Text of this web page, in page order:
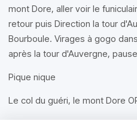
mont Dore, aller voir le
retour puis Direction la tour
Bourboule. Virages à gogo
après la tour d'Auvergne,
Pique nique
Le col du guéri, le mont Dore